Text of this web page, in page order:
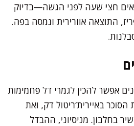
חצי שעה לפני הגשה—בדיוק
התוצאה אוורירית ונמסה בפה.
אפשר להכין לגמרי דל פחמימות
באיירית’ריטול דק, ואת
בחלבון. מניסיוני, ההבדל